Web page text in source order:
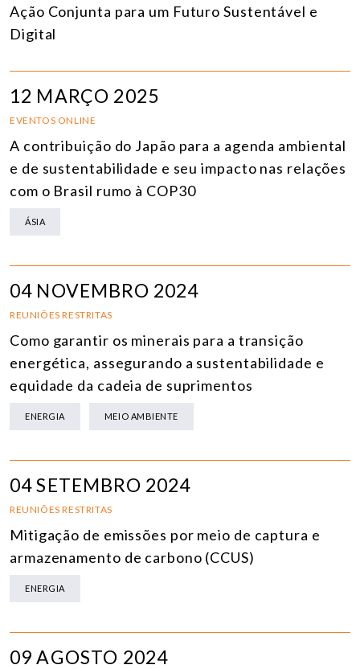
Ação Conjunta para um Futuro Sustentável e
Digital
12 MARÇO 2025
EVENTOS ONLINE
A contribuição do Japão para a agenda ambiental
e de sustentabilidade e seu impacto nas relações
com o Brasil rumo à COP30
ÁSIA
04 NOVEMBRO 2024
REUNIÕES RESTRITAS
Como garantir os minerais para a transição
energética, assegurando a sustentabilidade e
equidade da cadeia de suprimentos
ENERGIA MEIO AMBIENTE
04 SETEMBRO 2024
REUNIÕES RESTRITAS
Mitigação de emissões por meio de captura e
armazenamento de carbono (CCUS)
ENERGIA
09 AGOSTO 2024